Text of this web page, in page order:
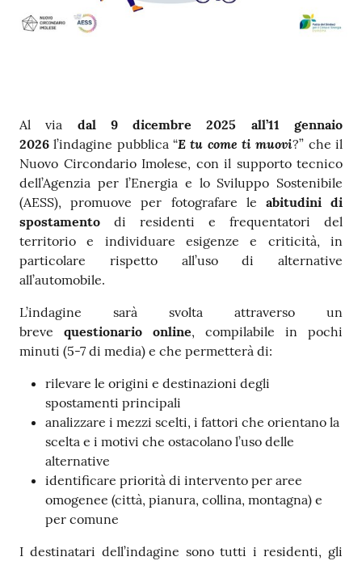
Contenuto
Al via dal 9 dicembre 2025 all’11 gennaio
2026 l’indagine pubblica “E tu come ti muovi?” che il
Nuovo Circondario Imolese, con il supporto tecnico
dell’Agenzia per l’Energia e lo Sviluppo Sostenibile
(AESS), promuove per fotografare le abitudini di
spostamento di residenti e frequentatori del
territorio e individuare esigenze e criticità, in
particolare rispetto all’uso di alternative
all’automobile.
L’indagine sarà svolta attraverso un
breve questionario online, compilabile in pochi
minuti (5-7 di media) e che permetterà di:
rilevare le origini e destinazioni degli
spostamenti principali
analizzare i mezzi scelti, i fattori che orientano la
scelta e i motivi che ostacolano l’uso delle
alternative
identificare priorità di intervento per aree
omogenee (città, pianura, collina, montagna) e
per comune
I destinatari dell’indagine sono tutti i residenti, gli